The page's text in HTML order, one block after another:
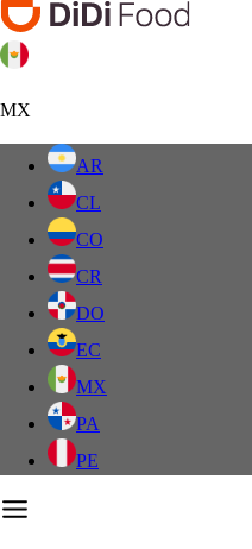
MX
AR
CL
CO
CR
DO
EC
MX
PA
PE